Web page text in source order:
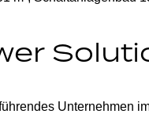
Unternehmen